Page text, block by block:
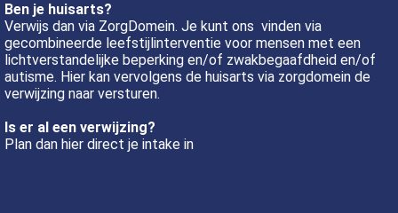
Ben je huisarts?
Verwijs dan via ZorgDomein. Je kunt ons vinden via
gecombineerde leefstijlinterventie voor mensen met een
lichtverstandelijke beperking en/of zwakbegaafdheid en/of
autisme. Hier kan vervolgens de huisarts via zorgdomein de
verwijzing naar versturen.
Is er al een verwijzing?
Plan dan hier direct je intake in